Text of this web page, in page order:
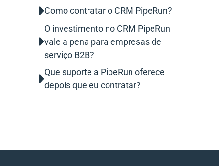
Como contratar o CRM PipeRun?
O investimento no CRM PipeRun
vale a pena para empresas de
serviço B2B?
Que suporte a PipeRun oferece
depois que eu contratar?